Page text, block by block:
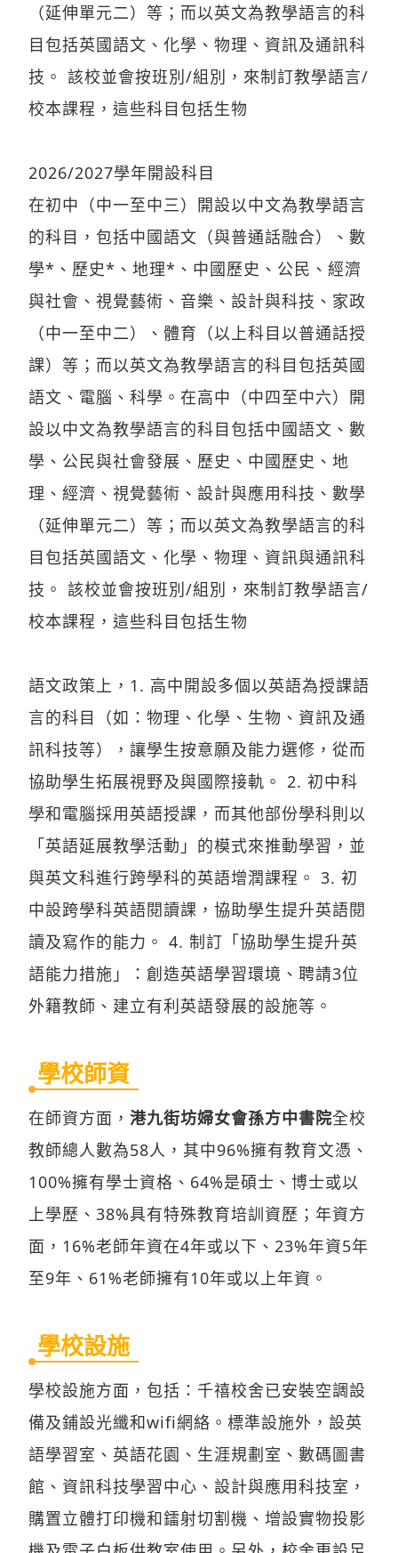
（延伸單元二）等；而以英文為教學語言的科
目包括英國語文、化學、物理、資訊及通訊科
技。 該校並會按班別/組別，來制訂教學語言/
校本課程，這些科目包括生物
2026/2027學年開設科目
在初中（中一至中三）開設以中文為教學語言
的科目，包括中國語文（與普通話融合）、數
學*、歷史*、地理*、中國歷史、公民、經濟
與社會、視覺藝術、音樂、設計與科技、家政
（中一至中二）、體育（以上科目以普通話授
課）等；而以英文為教學語言的科目包括英國
語文、電腦、科學。在高中（中四至中六）開
設以中文為教學語言的科目包括中國語文、數
學、公民與社會發展、歷史、中國歷史、地
理、經濟、視覺藝術、設計與應用科技、數學
（延伸單元二）等；而以英文為教學語言的科
目包括英國語文、化學、物理、資訊與通訊科
技。 該校並會按班別/組別，來制訂教學語言/
校本課程，這些科目包括生物
語文政策上，1. 高中開設多個以英語為授課語
言的科目（如：物理、化學、生物、資訊及通
訊科技等），讓學生按意願及能力選修，從而
協助學生拓展視野及與國際接軌。 2. 初中科
學和電腦採用英語授課，而其他部份學科則以
「英語延展教學活動」的模式來推動學習，並
與英文科進行跨學科的英語增潤課程。 3. 初
中設跨學科英語閱讀課，協助學生提升英語閱
讀及寫作的能力。 4. 制訂「協助學生提升英
語能力措施」：創造英語學習環境、聘請3位
外籍教師、建立有利英語發展的設施等。
學校師資
在師資方面， 港九街坊婦女會孫方中書院全校
教師總人數為58人，其中96%擁有教育文憑、
100%擁有學士資格、64%是碩士、博士或以
上學歷、38%具有特殊教育培訓資歷；年資方
面，16%老師年資在4年或以下、23%年資5年
至9年、61%老師擁有10年或以上年資。
學校設施
學校設施方面，包括：千禧校舍已安裝空調設
備及鋪設光纖和wifi網絡。標準設施外，設英
語學習室、英語花園、生涯規劃室、數碼圖書
館、資訊科技學習中心、設計與應用科技室，
購置立體打印機和鐳射切割機、增設實物投影